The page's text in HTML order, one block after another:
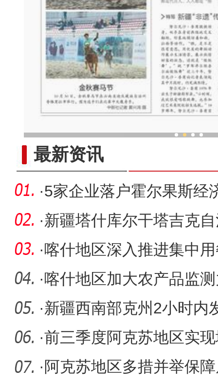
最新资讯
·5家企业落户霍尔果斯经
由贸易试
·新疆塔什库尔干塔吉克
首次实现
·喀什地区深入推进集中
项整治
·喀什地区加大农产品监
上的安
·新疆西南部克州2小时内
到人员伤
·前三季度阿克苏地区实
万人
· 阿克苏地区多措并举保